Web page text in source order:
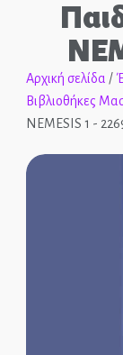
Αρχική σελίδα /
Βιβλιοθήκες
NEMESIS 1 -